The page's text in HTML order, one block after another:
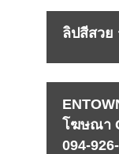
ลิปสีสวย
โฆษณา
094-